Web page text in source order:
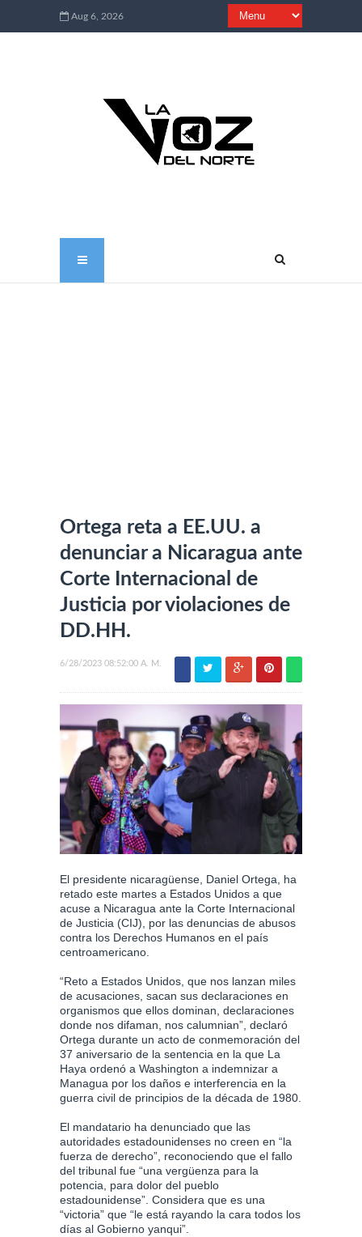
Aug 6, 2026
Ortega reta a EE.UU. a
denunciar a Nicaragua ante
Corte Internacional de
Justicia por violaciones de
DD.HH.
6/28/2023 08:52:00 A. M.
El presidente nicaragüense, Daniel Ortega, ha
retado este martes a Estados Unidos a que
acuse a Nicaragua ante la Corte Internacional
de Justicia (CIJ), por las denuncias de abusos
contra los Derechos Humanos en el país
centroamericano.
“Reto a Estados Unidos, que nos lanzan miles
de acusaciones, sacan sus declaraciones en
organismos que ellos dominan, declaraciones
donde nos difaman, nos calumnian”, declaró
Ortega durante un acto de conmemoración del
37 aniversario de la sentencia en la que La
Haya ordenó a Washington a indemnizar a
Managua por los daños e interferencia en la
guerra civil de principios de la década de 1980.
El mandatario ha denunciado que las
autoridades estadounidenses no creen en “la
fuerza de derecho”, reconociendo que el fallo
del tribunal fue “una vergüenza para la
potencia, para dolor del pueblo
estadounidense”. Considera que es una
“victoria” que “le está rayando la cara todos los
días al Gobierno yanqui”.